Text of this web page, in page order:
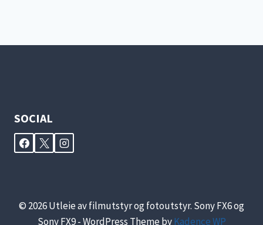
SOCIAL
© 2026 Utleie av filmutstyr og fotoutstyr. Sony FX6 og
Sony FX9 - WordPress Theme byKadence WP